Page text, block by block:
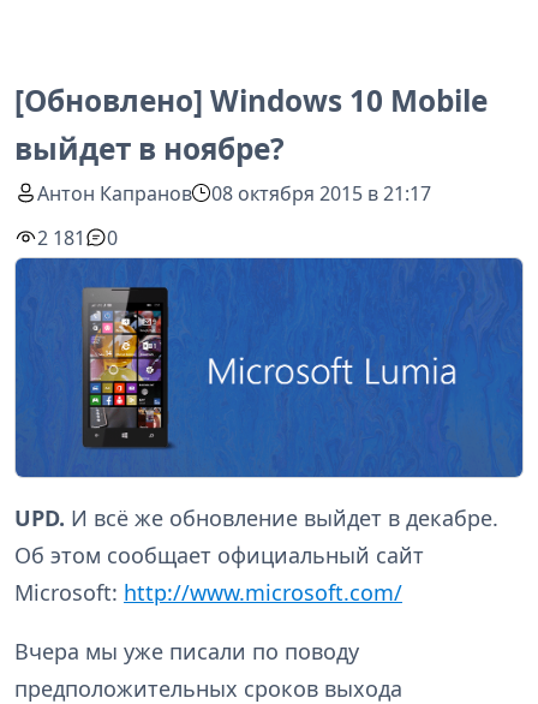
[Обновлено] Windows 10 Mobile
выйдет в ноябре?
Антон Капранов
08 октября 2015 в 21:17
2 181
0
UPD. И всё же обновление выйдет в декабре.
Об этом сообщает официальный сайт
Microsoft: http://www.microsoft.com/
Вчера мы уже писали по поводу
предположительных сроков выхода